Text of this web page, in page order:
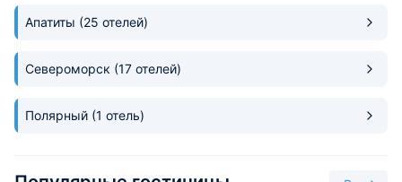
Сезон охоты за северным сиянием длится с сентября по
апрель. Главным условием для наблюдения выступает
долгая и глубокая полярная ночь. Максимальные шансы
увидеть яркие зеленые переливы выпадают на период с
декабря по февраль.
Апатиты (25 отелей)
Североморск (17 отелей)
Полярный (1 отель)